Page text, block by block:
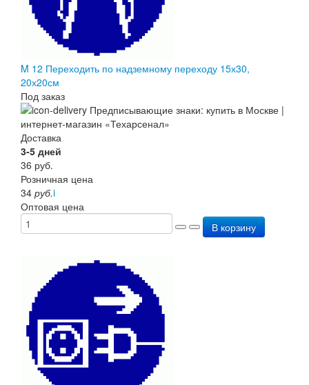
M 12 Переходить по надземному переходу 15х30,
20х20см
Под заказ
Доставка
3-5 дней
36 руб.
Розничная цена
34 руб.i
Оптовая цена
В корзину